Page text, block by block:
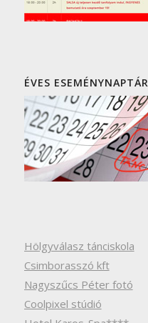
ÉVES ESEMÉNYNAPTÁR
Hölgyválasz tánciskola
Csimborasszó kft
Nagyszűcs Péter fotó
Coolpixel stúdió